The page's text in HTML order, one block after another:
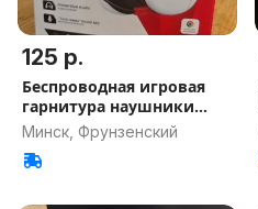
125 р.
Беспроводная игровая
гарнитура наушники
HyperX
Минск, Фрунзенский